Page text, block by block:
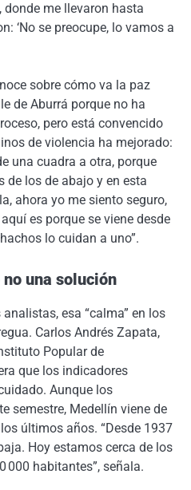
donde me llevaron hasta
‘No se preocupe, lo vamos a
sobre cómo va la paz
de Aburrá porque no ha
pero está convencido
de violencia ha mejorado:
una cuadra a otra, porque
de los de abajo y en esta
ahora yo me siento seguro,
es porque se viene desde
lo cuidan a uno”.
una solución
esa “calma” en los
Carlos Andrés Zapata,
Popular de
que los indicadores
Aunque los
semestre, Medellín viene de
últimos años. “Desde 1937
Hoy estamos cerca de los
000 habitantes”, señala.